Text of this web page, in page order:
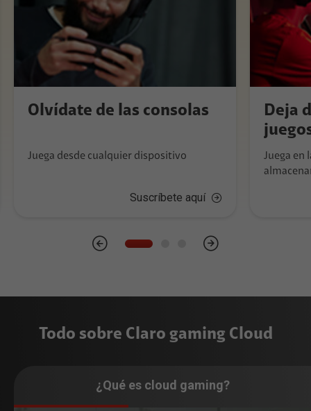
Olvídate de las consolas
Juega desde cualquier dispositivo
Suscríbete aquí
Deja
Juega en
Todo sobre Claro gaming Cloud
¿Qué es cloud gaming?